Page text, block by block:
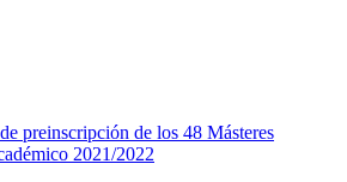
preinscripción de los 48 Másteres
2021/2022